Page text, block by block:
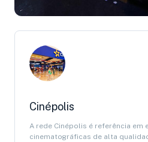
Cinépolis
A rede Cinépolis é referência em
cinematográficas de alta